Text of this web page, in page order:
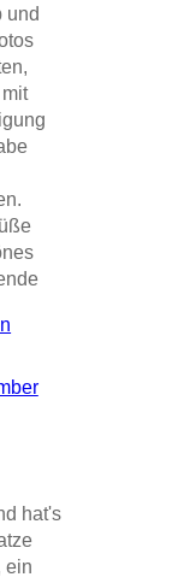
und
hat's
ein